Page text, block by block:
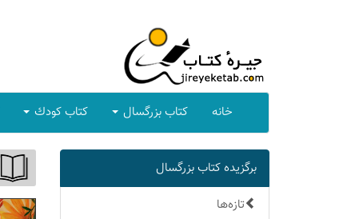
خانه كتاب بزرگسال كتاب كودك
برگزیده كتاب بزرگسال
تازه‌ها